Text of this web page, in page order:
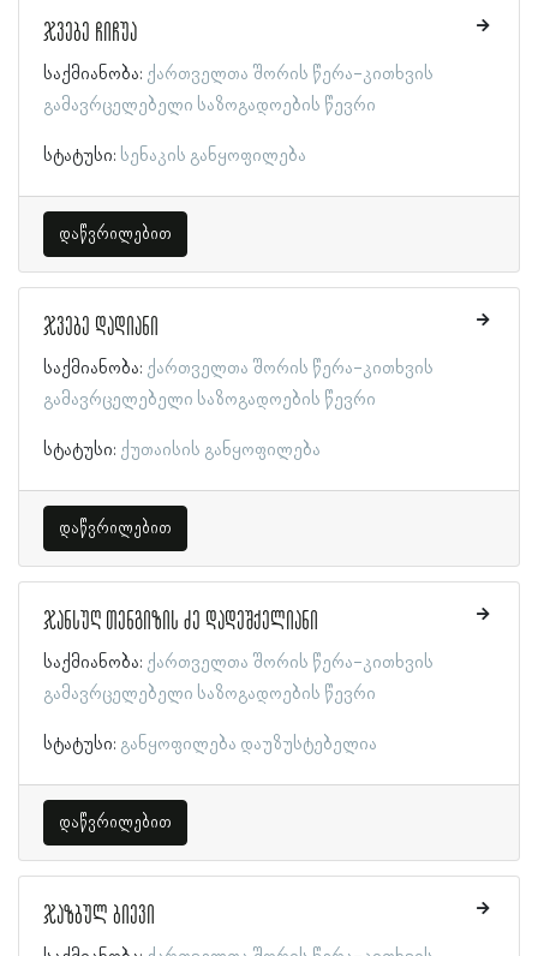
ჯვებე ჩიჩუა
საქმიანობა: ქართველთა შორის წერა-კითხვის
გამავრცელებელი საზოგადოების წევრი
სტატუსი: სენაკის განყოფილება
დაწვრილებით
ჯვებე დადიანი
საქმიანობა: ქართველთა შორის წერა-კითხვის
გამავრცელებელი საზოგადოების წევრი
სტატუსი: ქუთაისის განყოფილება
დაწვრილებით
ჯანსუღ თენგიზის ძე დადეშქელიანი
საქმიანობა: ქართველთა შორის წერა-კითხვის
გამავრცელებელი საზოგადოების წევრი
სტატუსი: განყოფილება დაუზუსტებელია
დაწვრილებით
ჯაზბულ ბიევი